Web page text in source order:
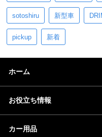
sotoshiru 新型車
pickup 新着
ホーム
お役立ち情報
カー用品